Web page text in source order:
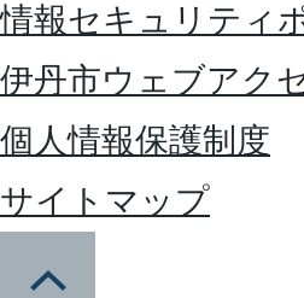
情報セキュリティ
伊丹市ウェブアク
個人情報保護制度
サイトマップ